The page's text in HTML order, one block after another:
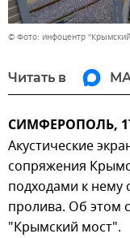
© Фото: инфоцентр
Читать в
СИМФЕРОПОЛЬ,
Акустические
сопряжения
подходами к нему
пролива. Об этом
"Крымский мост".